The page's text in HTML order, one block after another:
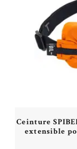
Ceinture
extensible